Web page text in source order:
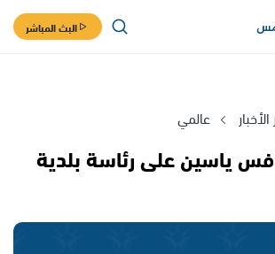
البث المباشر
عالمي
ياسين على رئاسة بلدية